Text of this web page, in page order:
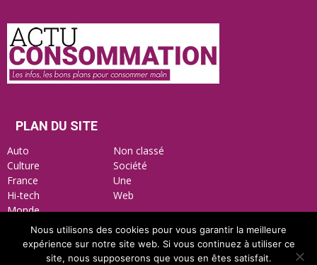
PLAN DU SITE
Auto
Non classé
Culture
Société
France
Une
Hi-tech
Web
Monde
Mentions Légales Nous contacter
Nous utilisons des cookies pour vous garantir la meilleure
expérience sur notre site web. Si vous continuez à utiliser ce
site, nous supposerons que vous en êtes satisfait.